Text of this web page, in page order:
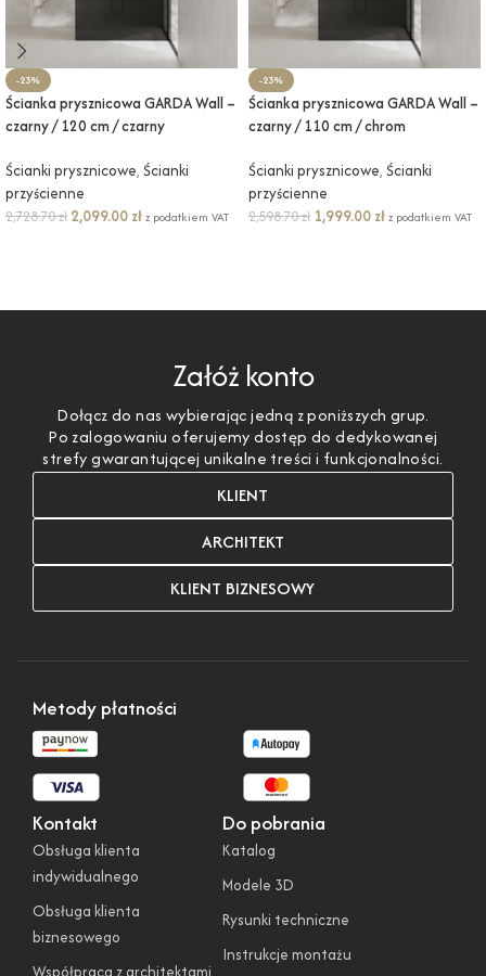
-23%
Ścianka prysznicowa GARDA Wall –
czarny / 120 cm / czarny
Ścianki prysznicowe, Ścianki
przyścienne
2,728.70zł 2,099.00 złz podatkiem VAT
-23%
Ścianka prysznicowa GARDA Wall –
czarny / 110 cm / chrom
Ścianki prysznicowe, Ścianki
przyścienne
2,598.70zł 1,999.00 złz podatkiem VAT
Załóż konto
Dołącz do nas wybierając jedną z poniższych grup.
Po zalogowaniu oferujemy dostęp do dedykowanej
strefy gwarantującej unikalne treści i funkcjonalności.
KLIENT
ARCHITEKT
KLIENT BIZNESOWY
Kontakt
Obsługa klienta
indywidualnego
Obsługa klienta
biznesowego
Współpraca z architektami
Do pobrania
Katalog
Modele 3D
Rysunki techniczne
Instrukcje montażu
Metody płatności